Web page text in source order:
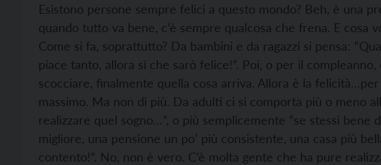
Esistono persone sempre felici a questo mondo? Beh, è una
quando tutto va bene, c’è sempre qualcosa che frena. E cosa
Come si fa, soprattutto? Da bambini e da ragazzi si pensa:
piace tanto, allora sì che sarò felice!”. Poi, o per il
scocciare, finalmente quella cosa arriva. Allora è la
massimo. Ma non di più. Da adulti ci si comporta più o meno
realizzare quel sogno…”, o più semplicemente “se stessi bene
migliore, una pensione un po’ più consistente, una casa più
contento!”. No, non è vero. C’è molta gente che ha pure